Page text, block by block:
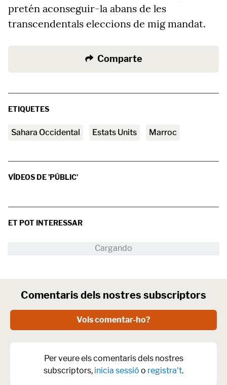
pretén aconseguir-la abans de les
transcendentals eleccions de mig mandat.
Comparte
ETIQUETES
Sahara Occidental Estats Units Marroc
VÍDEOS DE 'PÚBLIC'
ET POT INTERESSAR
Comentaris dels nostres subscriptors
Vols comentar-ho?
Per veure els comentaris dels nostres
subscriptors, inicia sessió o registra't.